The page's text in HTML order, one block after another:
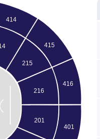
414
415
416
401
201
215
216